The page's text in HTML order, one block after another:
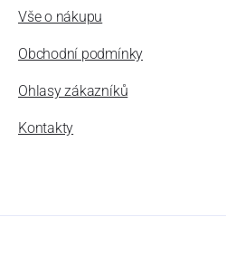
Vše o nákupu
Obchodní podmínky
Ohlasy zákazníků
Kontakty